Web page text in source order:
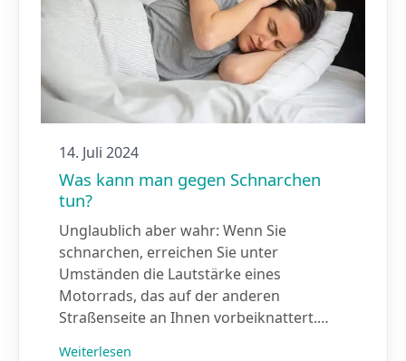
14. Juli 2024
Was kann man gegen Schnarchen
tun?
Unglaublich aber wahr: Wenn Sie
schnarchen, erreichen Sie unter
Umständen die Lautstärke eines
Motorrads, das auf der anderen
Straßenseite an Ihnen vorbeiknattert.…
Weiterlesen